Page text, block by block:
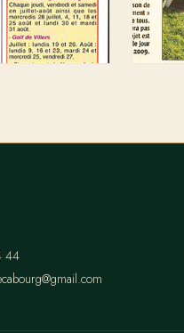
44